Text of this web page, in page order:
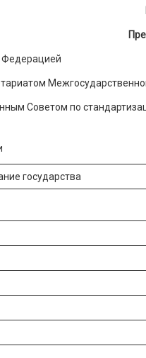
Советом по
государства